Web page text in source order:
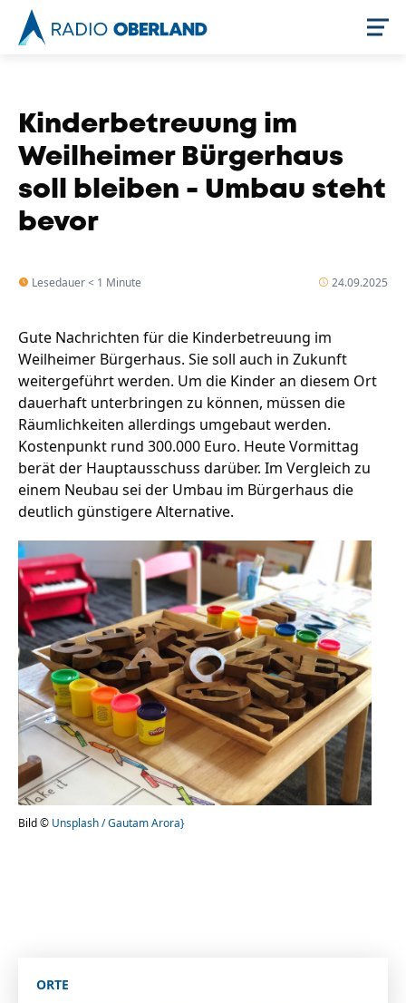
Stellenangebote
Unternehmen
Das geheime Geräusch
Wandern
Fotobox
Amphibienschutz
Team
Programm
Service
Nachgehört
Podcast
Newsletter
Zeit fürs Oberland
Handwerker
Kinderbetreuung im
Weilheimer Bürgerhaus
soll bleiben - Umbau steht
bevor
Lesedauer < 1 Minute 24.09.2025
Gute Nachrichten für die Kinderbetreuung im
Weilheimer Bürgerhaus. Sie soll auch in Zukunft
weitergeführt werden. Um die Kinder an diesem Ort
dauerhaft unterbringen zu können, müssen die
Räumlichkeiten allerdings umgebaut werden.
Kostenpunkt rund 300.000 Euro. Heute Vormittag
berät der Hauptausschuss darüber. Im Vergleich zu
einem Neubau sei der Umbau im Bürgerhaus die
deutlich günstigere Alternative.
Bild © Unsplash / Gautam Arora}
ORTE